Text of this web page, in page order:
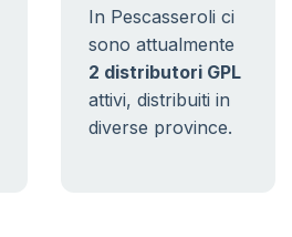
In Pescasseroli ci
sono attualmente
2 distributori GPL
attivi, distribuiti in
diverse province.